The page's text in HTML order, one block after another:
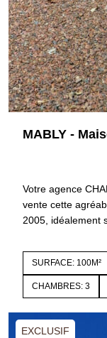
MABLY -
Votre agence
vente cette
2005, idéalement
SURFACE: 100M²
CHAMBRES: 3
EXCLUSIF